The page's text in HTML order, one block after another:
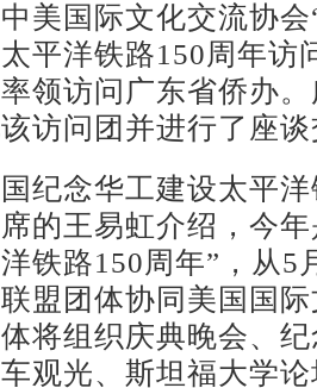
美国际文化交流协
平洋铁路150周年访
领访问广东省侨办
访问团并进行了座
念华工建设太平洋
的王易虹介绍，今
铁路150周年”，从5
盟团体协同美国国
将组织庆典晚会、
观光、斯坦福大学